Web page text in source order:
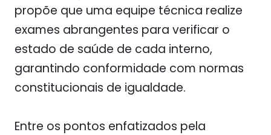
propõe que uma equipe técnica realize
exames abrangentes para verificar o
estado de saúde de cada interno,
garantindo conformidade com normas
constitucionais de igualdade.
Entre os pontos enfatizados pela